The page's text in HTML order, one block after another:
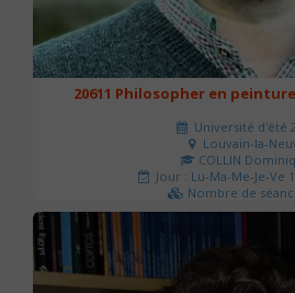
20611 Philosopher en
Université d'été
Louvain-la-
COLLIN
Jour : Lu-Ma-Me-Je-Ve
Nombre de
51 €